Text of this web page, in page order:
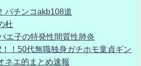
パチンコakb108道
杜
子の特発性間質性肺炎
！50代無職独身ガチホモ童貞ギン
ネエ的まとめ速報